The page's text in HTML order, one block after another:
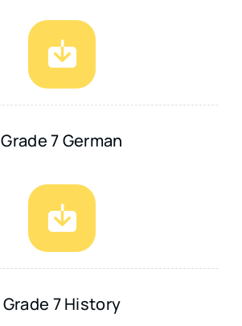
Grade 7 German
Grade 7 History